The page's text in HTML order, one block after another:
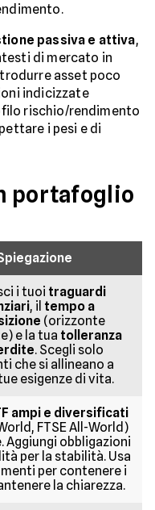
passiva e attiva,
di mercato in
asset poco
indicizzate
rischio/rendimento
i pesi e di
portafoglio
i tuoi traguardi
, il tempo a
(orizzonte
e la tua tolleranza
. Scegli solo
che si allineano a
esigenze di vita.
ampi e diversificati
FTSE All-World)
Aggiungi obbligazioni
per la stabilità. Usa
per contenere i
la chiarezza.